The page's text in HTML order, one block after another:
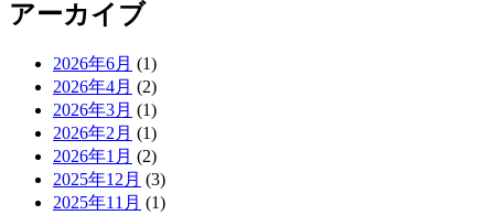
アーカイブ
2026年6月 (1)
2026年4月 (2)
2026年3月 (1)
2026年2月 (1)
2026年1月 (2)
2025年12月 (3)
2025年11月 (1)